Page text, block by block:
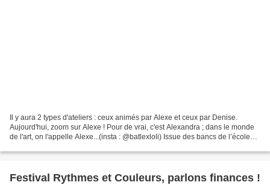
Il y aura 2 types d'ateliers : ceux animés par Alexe et ceux par Denise.
Aujourd'hui, zoom sur Alexe ! Pour de vrai, c'est Alexandra ; dans le monde
de l'art, on l'appelle Alexe...(insta : @batlexloli) Issue des bancs de l’école
Festival Rythmes et Couleurs, parlons finances !